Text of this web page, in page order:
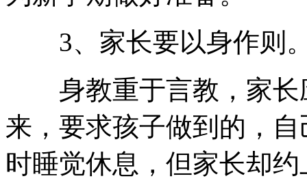
3、家长要以身作则
身教重于言教，家长
来，要求孩子做到的，
时睡觉休息，但家长却